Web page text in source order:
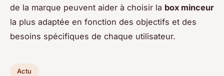
de la marque peuvent aider à choisir la box minceur
la plus adaptée en fonction des objectifs et des
besoins spécifiques de chaque utilisateur.
Actu